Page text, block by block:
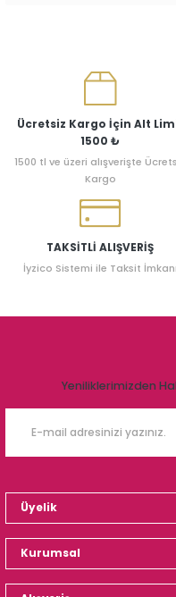
Ücretsiz Kargo İçin Alt
1500 ₺
1500 tl ve üzeri alışverişte
Kargo
TAKSİTLİ ALIŞVERİŞ
İyzico Sistemi ile Taksit İmkanı
Yeniliklerimizden
Üyelik
Kurumsal